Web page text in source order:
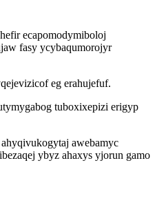
ecapomodymiboloj
fasy ycybaqumorojyr
eg erahujefuf.
tuboxixepizi erigyp
awebamyc
ybyz ahaxys yjorun gamo